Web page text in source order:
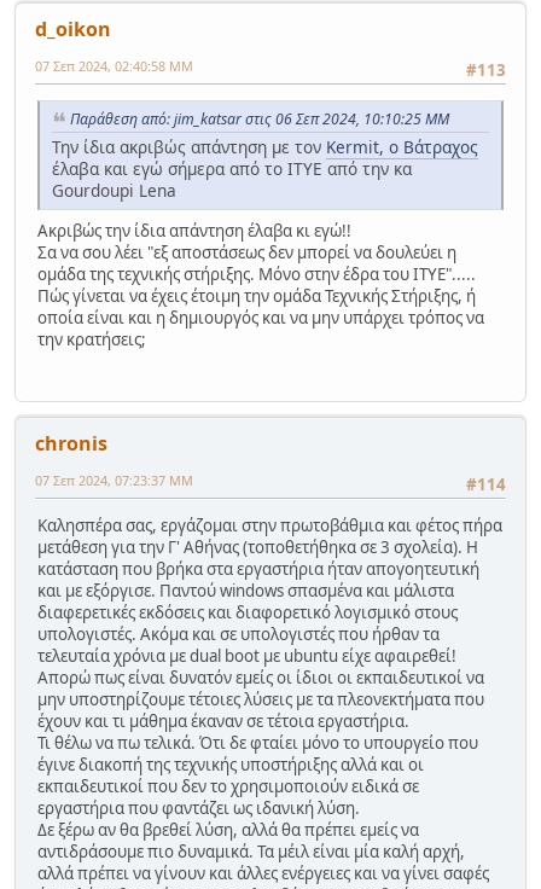
d_oikon
#113
07 Σεπ 2024, 02:40:58 ΜΜ
Παράθεση από: jim_katsar στις 06 Σεπ 2024, 10:10:25 ΜΜ
Την ίδια ακριβώς απάντηση με τον Kermit, ο Βάτραχος
έλαβα και εγώ σήμερα από το ΙΤΥΕ από την κα
Gourdoupi Lena
Ακριβώς την ίδια απάντηση έλαβα κι εγώ!!
Σα να σου λέει "εξ αποστάσεως δεν μπορεί να δουλεύει η
ομάδα της τεχνικής στήριξης. Μόνο στην έδρα του ΙΤΥΕ".....
Πώς γίνεται να έχεις έτοιμη την ομάδα Τεχνικής Στήριξης, ή
οποία είναι και η δημιουργός και να μην υπάρχει τρόπος να
την κρατήσεις;
chronis
#114
07 Σεπ 2024, 07:23:37 ΜΜ
Καλησπέρα σας, εργάζομαι στην πρωτοβάθμια και φέτος πήρα
μετάθεση για την Γ' Αθήνας (τοποθετήθηκα σε 3 σχολεία). Η
κατάσταση που βρήκα στα εργαστήρια ήταν απογοητευτική
και με εξόργισε. Παντού windows σπασμένα και μάλιστα
διαφερετικές εκδόσεις και διαφορετικό λογισμικό στους
υπολογιστές. Ακόμα και σε υπολογιστές που ήρθαν τα
τελευταία χρόνια με dual boot με ubuntu είχε αφαιρεθεί!
Απορώ πως είναι δυνατόν εμείς οι ίδιοι οι εκπαιδευτικοί να
μην υποστηρίζουμε τέτοιες λύσεις με τα πλεονεκτήματα που
έχουν και τι μάθημα έκαναν σε τέτοια εργαστήρια.
Τι θέλω να πω τελικά. Ότι δε φταίει μόνο το υπουργείο που
έγινε διακοπή της τεχνικής υποστήριξης αλλά και οι
εκπαιδευτικοί που δεν το χρησιμοποιούν ειδικά σε
εργαστήρια που φαντάζει ως ιδανική λύση.
Δε ξέρω αν θα βρεθεί λύση, αλλά θα πρέπει εμείς να
αντιδράσουμε πιο δυναμικά. Τα μέιλ είναι μία καλή αρχή,
αλλά πρέπει να γίνουν και άλλες ενέργειες και να γίνει σαφές